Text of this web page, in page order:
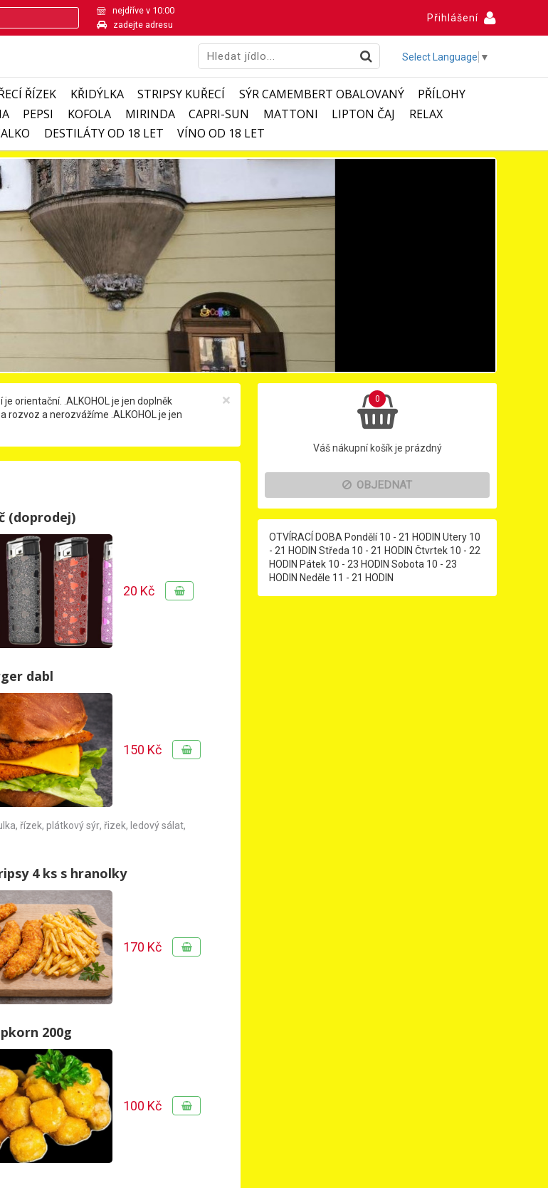
nejdříve v 10:00
zadejte adresu
Přihlášení
Select Language ▼
ŘÍZEK KŘIDÝLKA STRIPSY KUŘECÍ SÝR CAMEMBERT OBALOVANÝ
PŘÍLOHY
PEPSI KOFOLA MIRINDA CAPRI-SUN MATTONI LIPTON ČAJ
RELAX
DESTILÁTY OD 18 LET VÍNO OD 18 LET
×
orientační. .ALKOHOL je jen doplněk
a nerozvážíme .ALKOHOL je jen
(doprodej)
20 Kč
dabl
150 Kč
, řízek, plátkový sýr, řizek, ledový sálat,
4 ks s hranolky
170 Kč
200g
100 Kč
0
Váš nákupní košík je prázdný
OBJEDNAT
OTVÍRACÍ DOBA Pondělí 10 - 21 HODIN Utery 10
- 21 HODIN Středa 10 - 21 HODIN Čtvrtek 10 - 22
HODIN Pátek 10 - 23 HODIN Sobota 10 - 23
HODIN Neděle 11 - 21 HODIN